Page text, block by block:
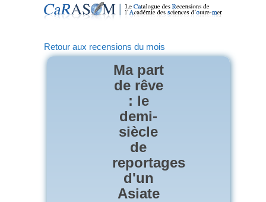
Retour aux recensions du mois
Ma part
de rêve
: le
demi-
siècle
de
reportages
d'un
Asiate